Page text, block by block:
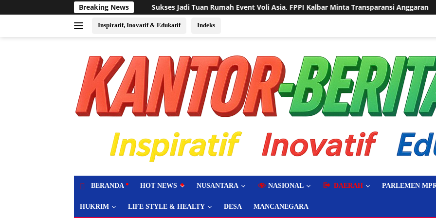
ke
Breaking News
Sukses Jadi Tuan Rumah Event Voli Asia, FPPI Kalbar Minta Transparansi Anggaran Sering Dilanda Genangan,
Inspiratif, Inovatif & Edukatif Indeks
BERANDA HOT NEWS NUSANTARA NASIONAL DAERAH PARLEMEN
HUKRIM LIFE STYLE & HEALTY DESA MANCANEGARA